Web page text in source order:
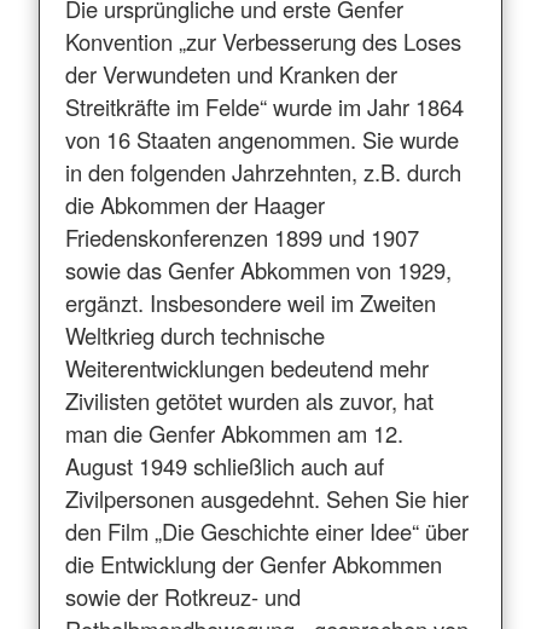
Die ursprüngliche und erste Genfer
Konvention „zur Verbesserung des Loses
der Verwundeten und Kranken der
Streitkräfte im Felde“ wurde im Jahr 1864
von 16 Staaten angenommen. Sie wurde
in den folgenden Jahrzehnten, z.B. durch
die Abkommen der Haager
Friedenskonferenzen 1899 und 1907
sowie das Genfer Abkommen von 1929,
ergänzt. Insbesondere weil im Zweiten
Weltkrieg durch technische
Weiterentwicklungen bedeutend mehr
Zivilisten getötet wurden als zuvor, hat
man die Genfer Abkommen am 12.
August 1949 schließlich auch auf
Zivilpersonen ausgedehnt. Sehen Sie hier
den Film „Die Geschichte einer Idee“ über
die Entwicklung der Genfer Abkommen
sowie der Rotkreuz- und